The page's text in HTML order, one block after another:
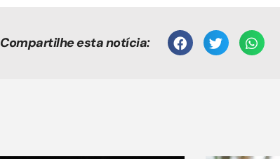
Compartilhe esta notícia: